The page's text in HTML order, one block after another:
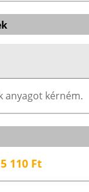
anyagot kérném.
5 110Ft